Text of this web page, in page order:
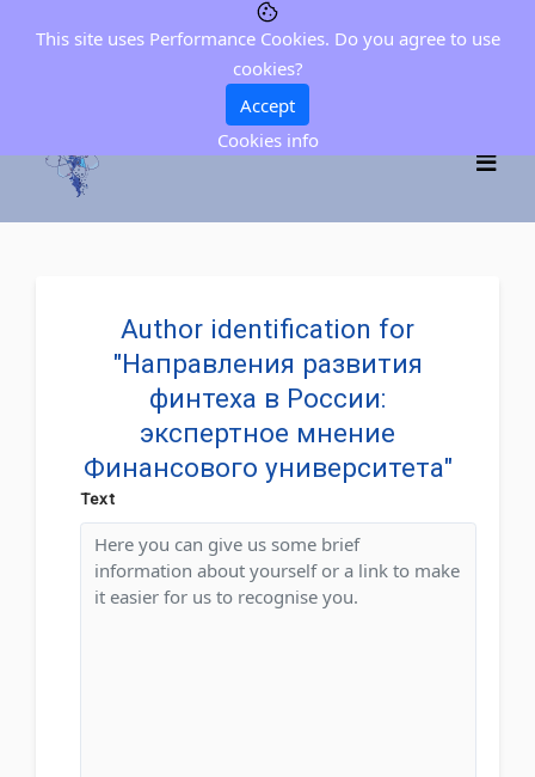
Author identification for
"Направления развития
финтеха в России:
экспертное мнение
Финансового университета"
Text
This site uses Performance Cookies. Do you agree to use
cookies?
Accept
Cookies info